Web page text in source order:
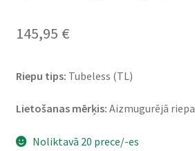
145,95 €
Riepu tips: Tubeless (TL)
Lietošanas mērķis: Aizmugurējā riepa
Noliktavā 20 prece/-es